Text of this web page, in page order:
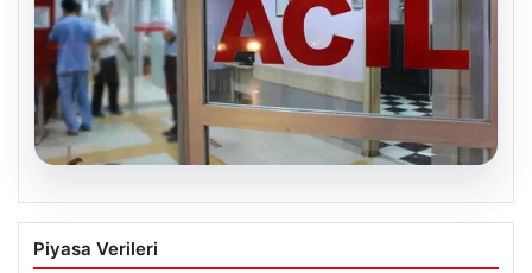
08.08.2026
Ambulans ile otomobil çarpıştı: 3’ü
sağlık çalışanı 5 yaralı
Piyasa Verileri